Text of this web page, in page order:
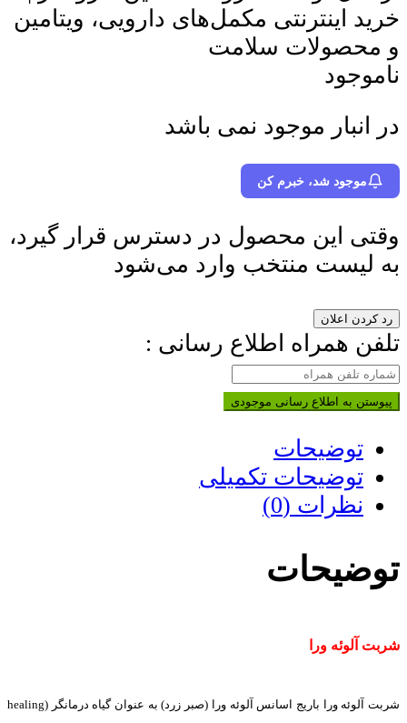
خرید اینترنتی مکمل‌های دارویی، ویتامین
و محصولات سلامت
ناموجود
در انبار موجود نمی باشد
موجود شد، خبرم کن
وقتی این محصول در دسترس قرار گیرد،
به لیست منتخب وارد می‌شود
رد کردن اعلان
تلفن همراه اطلاع رسانی :
پیوستن به اطلاع رسانی موجودی
توضیحات
توضیحات تکمیلی
نظرات (0)
توضیحات
شربت آلوئه ورا
شربت آلوئه ورا باریج اسانس آلوئه ورا (صبر زرد) به عنوان گیاه درمانگر (healing